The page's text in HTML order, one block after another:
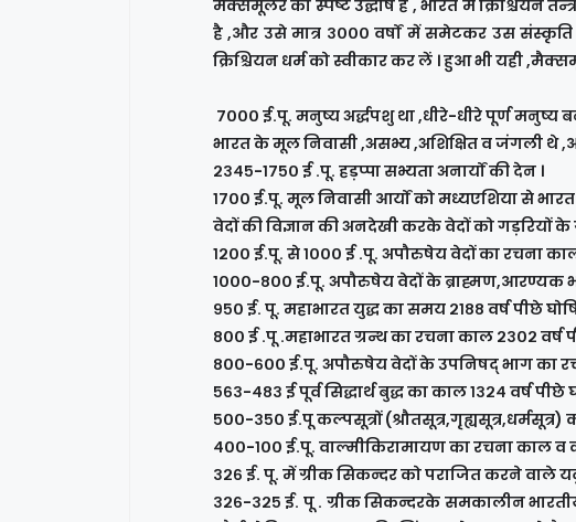
मैक्समूलर का स्पष्ट उद्घोष है , भारत में क्रिश्चियन
है ,और उसे मात्र ३००० वर्षों में समेटकर उस
क्रिश्चियन धर्म को स्वीकार कर लें । हुआ भी यही
७००० ई.पू. मनुष्य अर्द्धपशु था ,धीरे-धीरे पूर्ण मनुष्य
भारत के मूल निवासी ,असभ्य ,अशिक्षित व जंगली थे
२३४५-१७५० ई .पू. हड़प्पा सभ्यता अनार्यों की देन ।
१७०० ई.पू. मूल निवासी आर्यों को मध्यएशिया से
वेदों की विज्ञान की अनदेखी करके वेदों को गड़रियों के
१२०० ई.पू. से १००० ई .पू. अपौरुषेय वेदों का रचना
१०००-८०० ई.पू. अपौरुषेय वेदों के ब्राह्मण,आरण्यक
९५० ई. पू. महाभारत युद्ध का समय २१८८ वर्ष पीछे
८०० ई .पू .महाभारत ग्रन्थ का रचना काल २३०२ वर्ष
८००-६०० ई.पू. अपौरुषेय वेदों के उपनिषद् भाग का
५६३-४८३ ई पूर्व सिद्धार्थ बुद्ध का काल १३२४ वर्ष पीछे
५००-३५० ई.पू कल्पसूत्रों
४००-१०० ई.पू. वाल्मीकिरामायण का रचना काल व
३२६ ई. पू. में ग्रीक सिकन्दर को पराजित करने वाले
३२६-३२५ ई. पू . ग्रीक सिकन्दरके समकालीन